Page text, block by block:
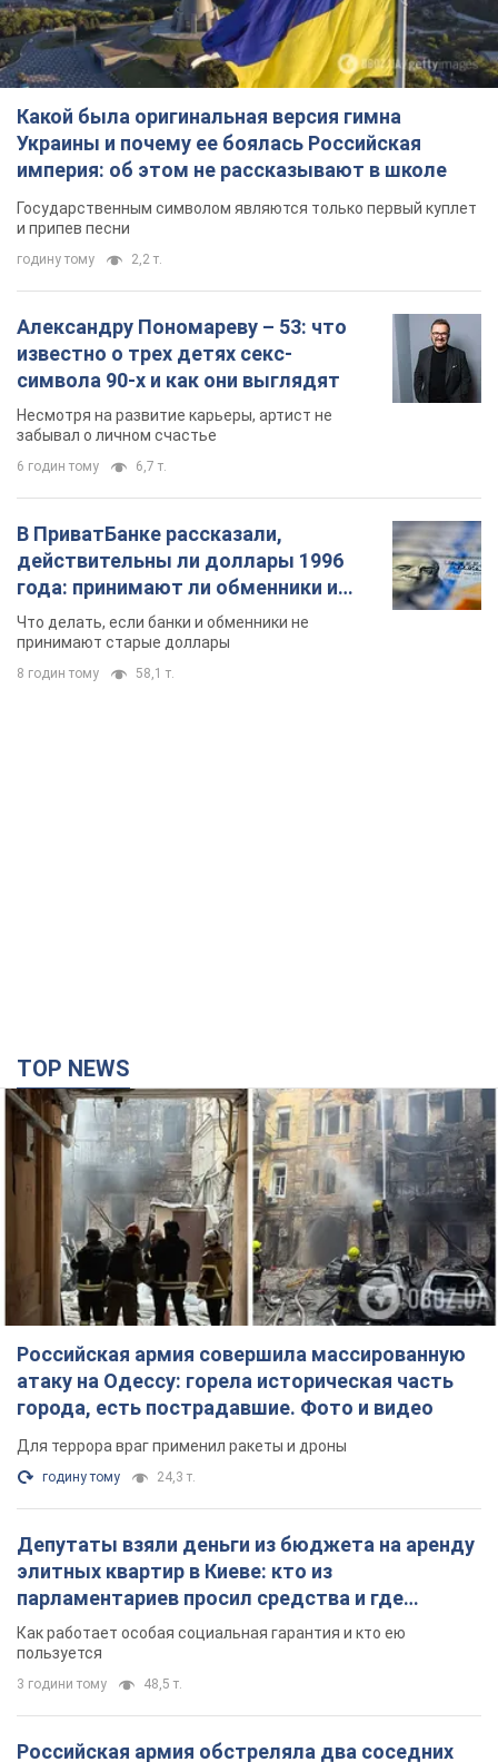
Какой была оригинальная версия гимна
Украины и почему ее боялась Российская
империя: об этом не рассказывают в школе
Государственным символом являются только первый куплет
и припев песни
годину тому 2,2 т.
Александру Пономареву – 53: что
известно о трех детях секс-
символа 90-х и как они выглядят
Несмотря на развитие карьеры, артист не
забывал о личном счастье
6 годин тому 6,7 т.
В ПриватБанке рассказали,
действительны ли доллары 1996
года: принимают ли обменники и
банки такие купюры
Что делать, если банки и обменники не
принимают старые доллары
8 годин тому 58,1 т.
TOP NEWS
Российская армия совершила массированную
атаку на Одессу: горела историческая часть
города, есть пострадавшие. Фото и видео
Для террора враг применил ракеты и дроны
годину тому 24,3 т.
Депутаты взяли деньги из бюджета на аренду
элитных квартир в Киеве: кто из
парламентариев просил средства и где
поселился
Как работает особая социальная гарантия и кто ею
пользуется
3 години тому 48,5 т.
Российская армия обстреляла два соседних